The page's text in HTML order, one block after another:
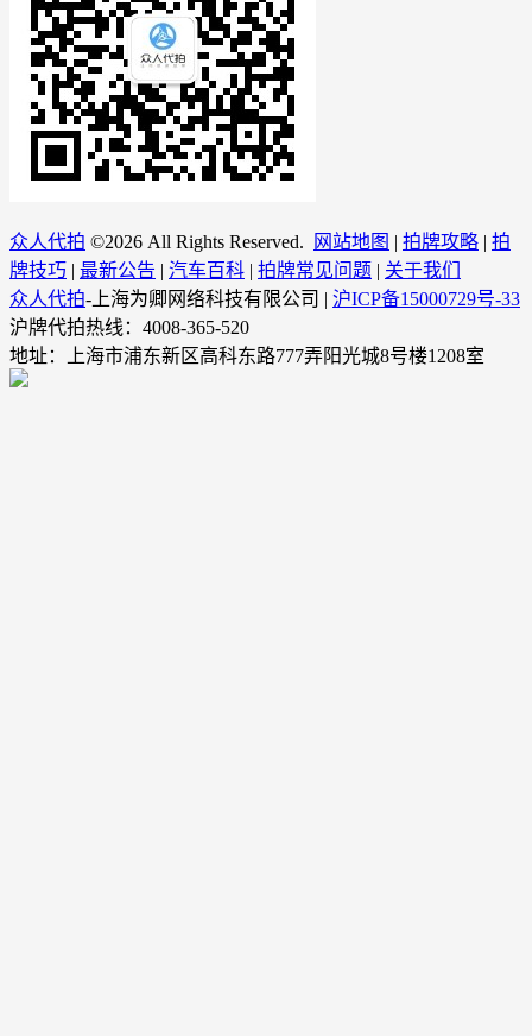
众人代拍 ©2026 All Rights Reserved. 网站地图 | 拍牌攻略 | 拍
牌技巧 | 最新公告 | 汽车百科 | 拍牌常见问题 | 关于我们
众人代拍-上海为卿网络科技有限公司 | 沪ICP备15000729号-33
沪牌代拍热线：4008-365-520
地址：上海市浦东新区高科东路777弄阳光城8号楼1208室